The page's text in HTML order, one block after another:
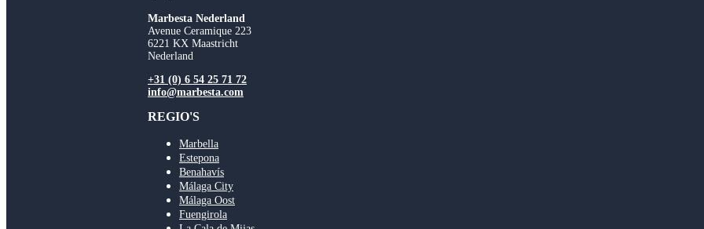
Marbesta Nederland
Avenue Ceramique 223
6221 KX Maastricht
Nederland
+31 (0) 6 54 25 71 72
info@marbesta.com
REGIO'S
Marbella
Estepona
Benahavís
Málaga City
Málaga Oost
Fuengirola